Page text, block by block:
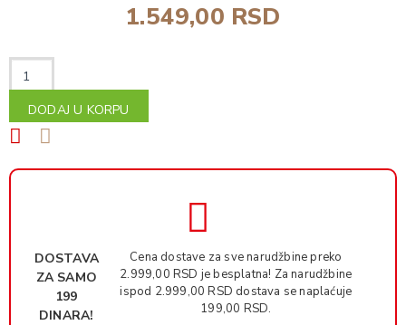
1.549,00 RSD
DODAJ U KORPU
DOSTAVA
ZA SAMO
199
DINARA!
Cena dostave za sve narudžbine preko
2.999,00 RSD je besplatna! Za narudžbine
ispod 2.999,00 RSD dostava se naplaćuje
199,00 RSD.